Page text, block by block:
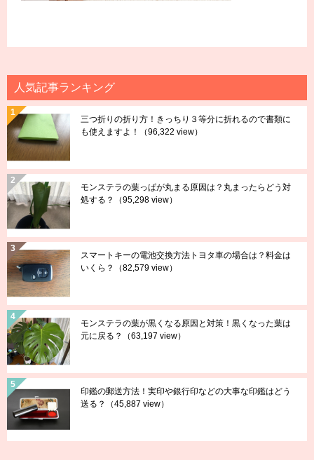
人気記事ランキング
三つ折りの折り方！きっちり３等分に折れるので書類に
も使えますよ！
（96,322 view）
モンステラの葉っぱが丸まる原因は？丸まったらどう対
処する？
（95,298 view）
スマートキーの電池交換方法トヨタ車の場合は？料金は
いくら？
（82,579 view）
モンステラの葉が黒くなる原因と対策！黒くなった葉は
元に戻る？
（63,197 view）
印鑑の郵送方法！実印や銀行印などの大事な印鑑はどう
送る？
（45,887 view）